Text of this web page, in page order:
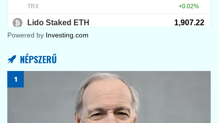
Powered by Investing.com
NÉPSZERŰ